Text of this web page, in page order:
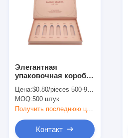
Элегантная
упаковочная коробка
бумаги Подарочная
коробка для
макияжа и ухода за
кожей
Цена:$0.80/pieces 500-999 pieces
MOQ:500 штук
Получить последнюю цену
Контакт